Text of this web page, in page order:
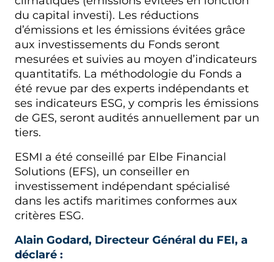
du capital investi). Les réductions
d’émissions et les émissions évitées grâce
aux investissements du Fonds seront
mesurées et suivies au moyen d’indicateurs
quantitatifs. La méthodologie du Fonds a
été revue par des experts indépendants et
ses indicateurs ESG, y compris les émissions
de GES, seront audités annuellement par un
tiers.
ESMI a été conseillé par Elbe Financial
Solutions (EFS), un conseiller en
investissement indépendant spécialisé
dans les actifs maritimes conformes aux
critères ESG.
Alain Godard, Directeur Général du FEI, a
déclaré :